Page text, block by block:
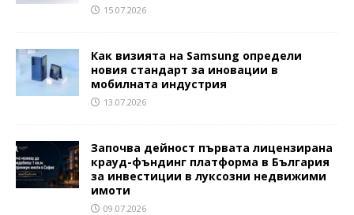
15.07.2026
Как визията на Samsung определи
новия стандарт за иновации в
мобилната индустрия
13.07.2026
Започва дейност първата лицензирана
крауд-фъндинг платформа в България
за инвестиции в луксозни недвижими
имоти
09.07.2026